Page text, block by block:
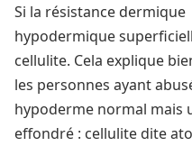
Si la résistance
hypodermique
cellulite. Cela explique
les personnes ayant
hypoderme normal mais
effondré : cellulite dite